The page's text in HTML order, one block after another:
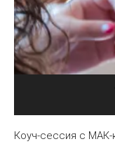
Коуч-сессия с